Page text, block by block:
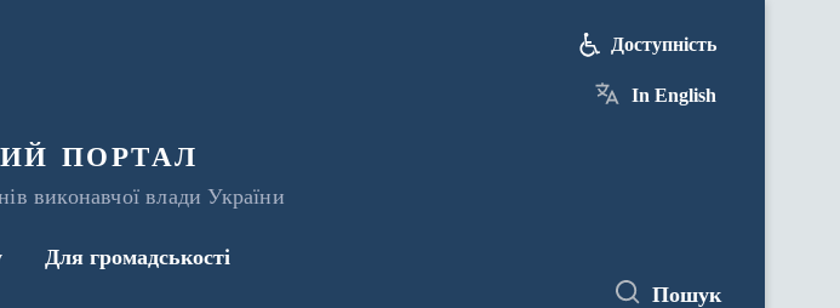
портал
виконавчої влади України
Доступність
In English
Для громадськості
Пошук